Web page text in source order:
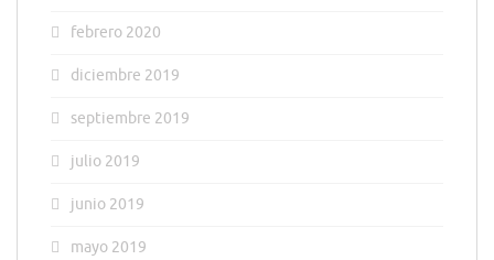
febrero 2020
diciembre 2019
septiembre 2019
julio 2019
junio 2019
mayo 2019